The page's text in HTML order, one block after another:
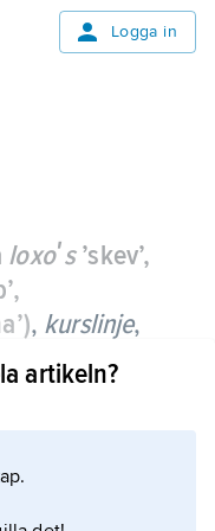
Logga in
loxoʹs’skev’,
, kurslinje,
alla
vinkel.
Varje meridian
artikeln?